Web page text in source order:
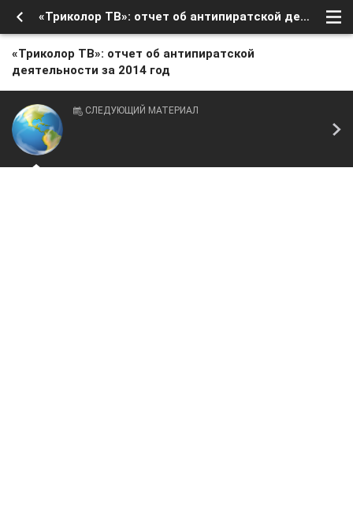
«Триколор ТВ»: отчет об антипиратской деятельности за 2014 год
«Триколор ТВ»: отчет об антипиратской
деятельности за 2014 год
СЛЕДУЮЩИЙ МАТЕРИАЛ